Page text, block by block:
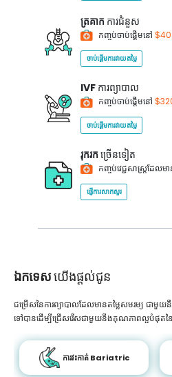
ត្រគាក ការជំនួស
កញ្ចប់ចាប់ផ្តើមនៅ
ចាប់ផ្តើមការវាយតម្លៃ
IVF ការព្យាបាល
កញ្ចប់ចាប់ផ្តើមនៅ
ចាប់ផ្តើមការវាយតម្លៃ
រុករក ច្រើនទៀត
កញ្ចប់វេជ្ជសាស្ត្រដែលម
ផ្ញើការសាកសួរ
ឯកទេសយើងផ្តល់ជូន
ជម្រើសនៃការព្យាបាលដែលមានតម្លៃសមរម្យ ជាមួយនឹ
ទៅបានដើម្បីជ្រើសរើសជាមួយនឹងគុណភាពល្អបំផុតនៃ
ការវះកាត់ Bariatric